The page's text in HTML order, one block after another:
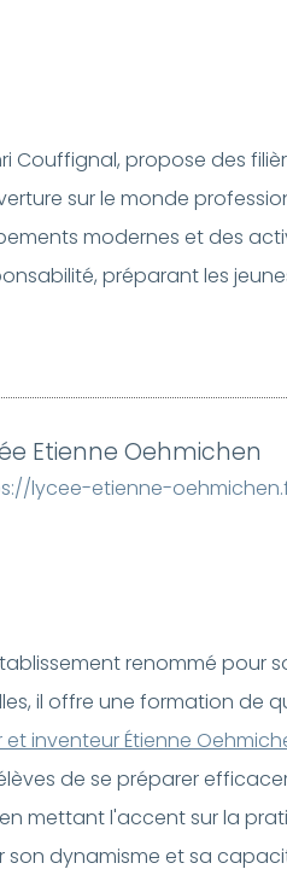
Couffignal, propose des
sur le monde
modernes et des
préparant les
Etienne Oehmichen
lycee-etienne-
renommé pour
il offre une formation de
et inventeur Étienne
de se préparer
mettant l'accent sur la
dynamisme et sa